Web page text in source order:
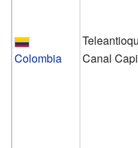
Colombia
Canal